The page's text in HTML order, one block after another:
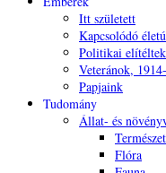
Itt született
Kapcsolódó
Politikai elítéltek
Veteránok,
Papjaink
Tudomány
Állat- és
Flóra